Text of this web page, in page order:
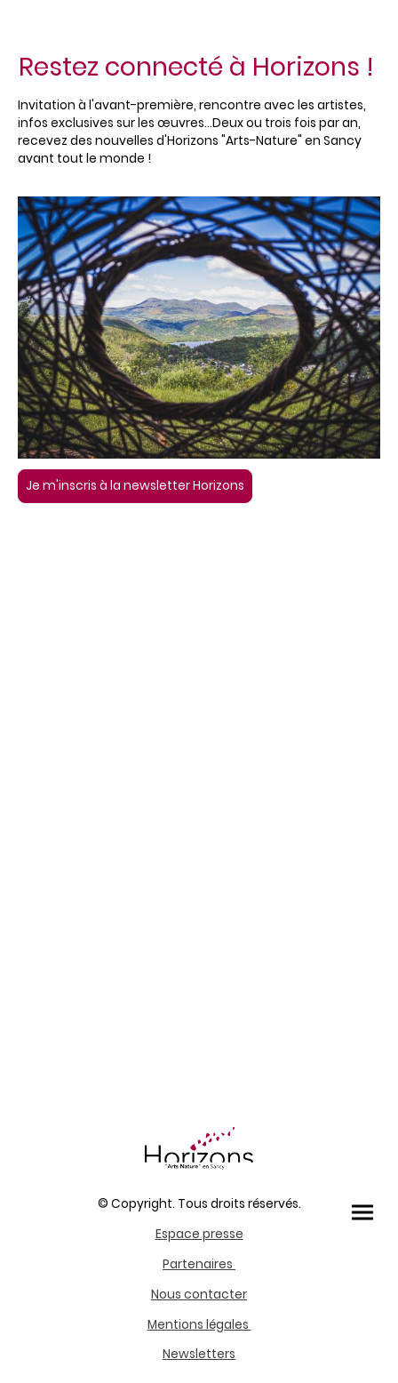
Restez connecté à Horizons !
Invitation à l'avant-première, rencontre avec les artistes,
infos exclusives sur les œuvres...Deux ou trois fois par an,
recevez des nouvelles d'Horizons "Arts-Nature" en Sancy
avant tout le monde !
Je m'inscris à la newsletter Horizons
© Copyright. Tous droits réservés.
Espace presse
Partenaires
Nous contacter
Mentions légales
Newsletters